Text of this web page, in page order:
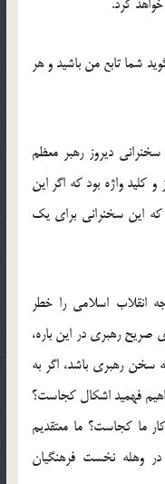
شما تابع من باشید و هر
دیروز رهبر معظم
کلید واژه بود که اگر این
این سخنرانی برای یک
انقلاب اسلامی را خطر
رهبری در این باره،
رهبری باشد، اگر به
فهمید اشکال کجاست؟
ما کجاست؟ ما معتقدیم
وهله نخست فرهنگیان